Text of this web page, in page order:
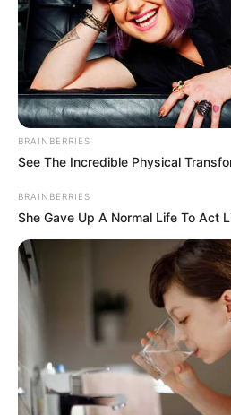
Grupo F:Bélgica, Canadá,
Grupo G:Brasil, Serbia, Suiza,
Grupo H:Portugal, Ghana,
BRAINBERRIES
See The Incredible Physical
BRAINBERRIES
She Gave Up A Normal Life To Act